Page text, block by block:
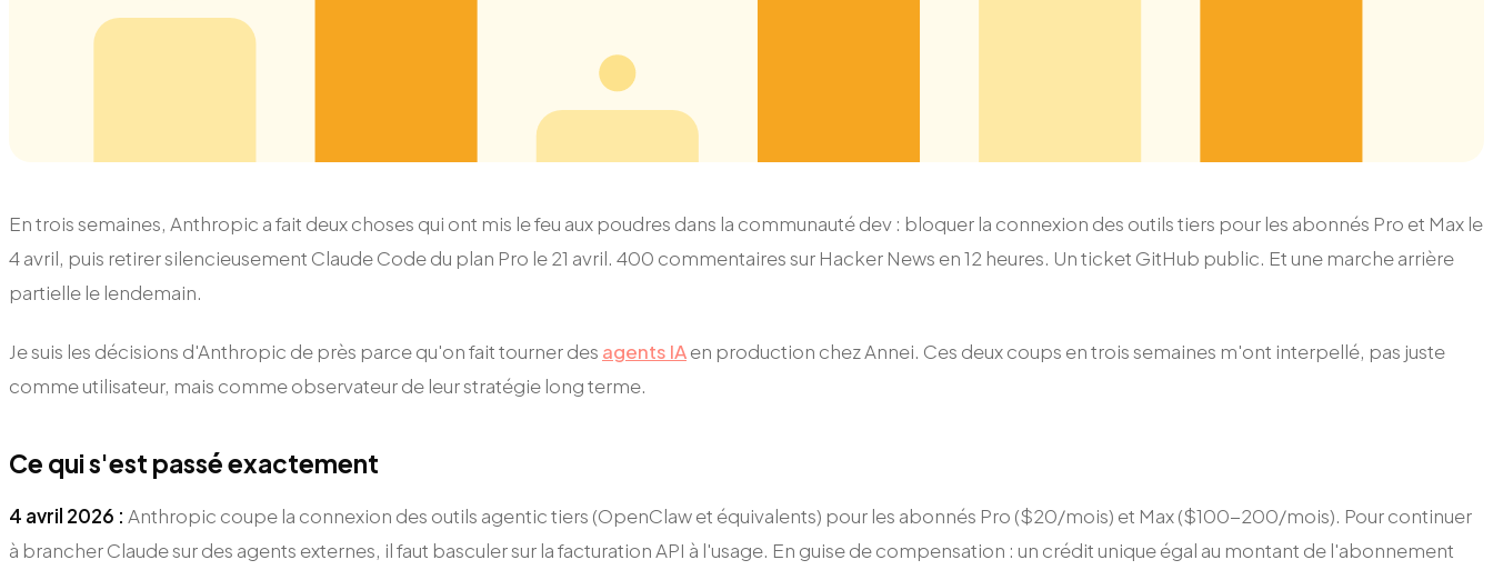
En trois semaines, Anthropic a fait deux choses qui ont mis le feu aux poudres dans la communauté dev : bloquer la connexion des outils tiers pour les abonnés Pro et Max le
4 avril, puis retirer silencieusement Claude Code du plan Pro le 21 avril. 400 commentaires sur Hacker News en 12 heures. Un ticket GitHub public. Et une marche arrière
partielle le lendemain.
Je suis les décisions d'Anthropic de près parce qu'on fait tourner des agents IAen production chez Annei. Ces deux coups en trois semaines m'ont interpellé, pas juste
comme utilisateur, mais comme observateur de leur stratégie long terme.
Ce qui s'est passé exactement
4 avril 2026 : Anthropic coupe la connexion des outils agentic tiers (OpenClaw et équivalents) pour les abonnés Pro ($20/mois) et Max ($100-200/mois). Pour continuer
à brancher Claude sur des agents externes, il faut basculer sur la facturation API à l'usage. En guise de compensation : un crédit unique égal au montant de l'abonnement